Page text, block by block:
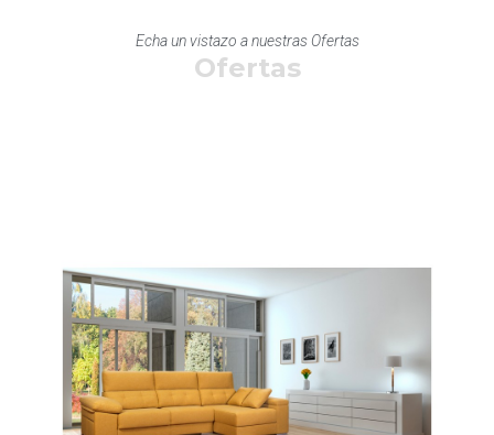
Echa un vistazo a nuestras Ofertas
Ofertas